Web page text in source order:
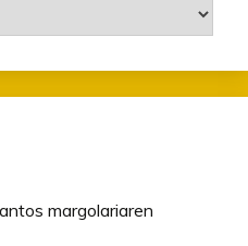
margolariaren